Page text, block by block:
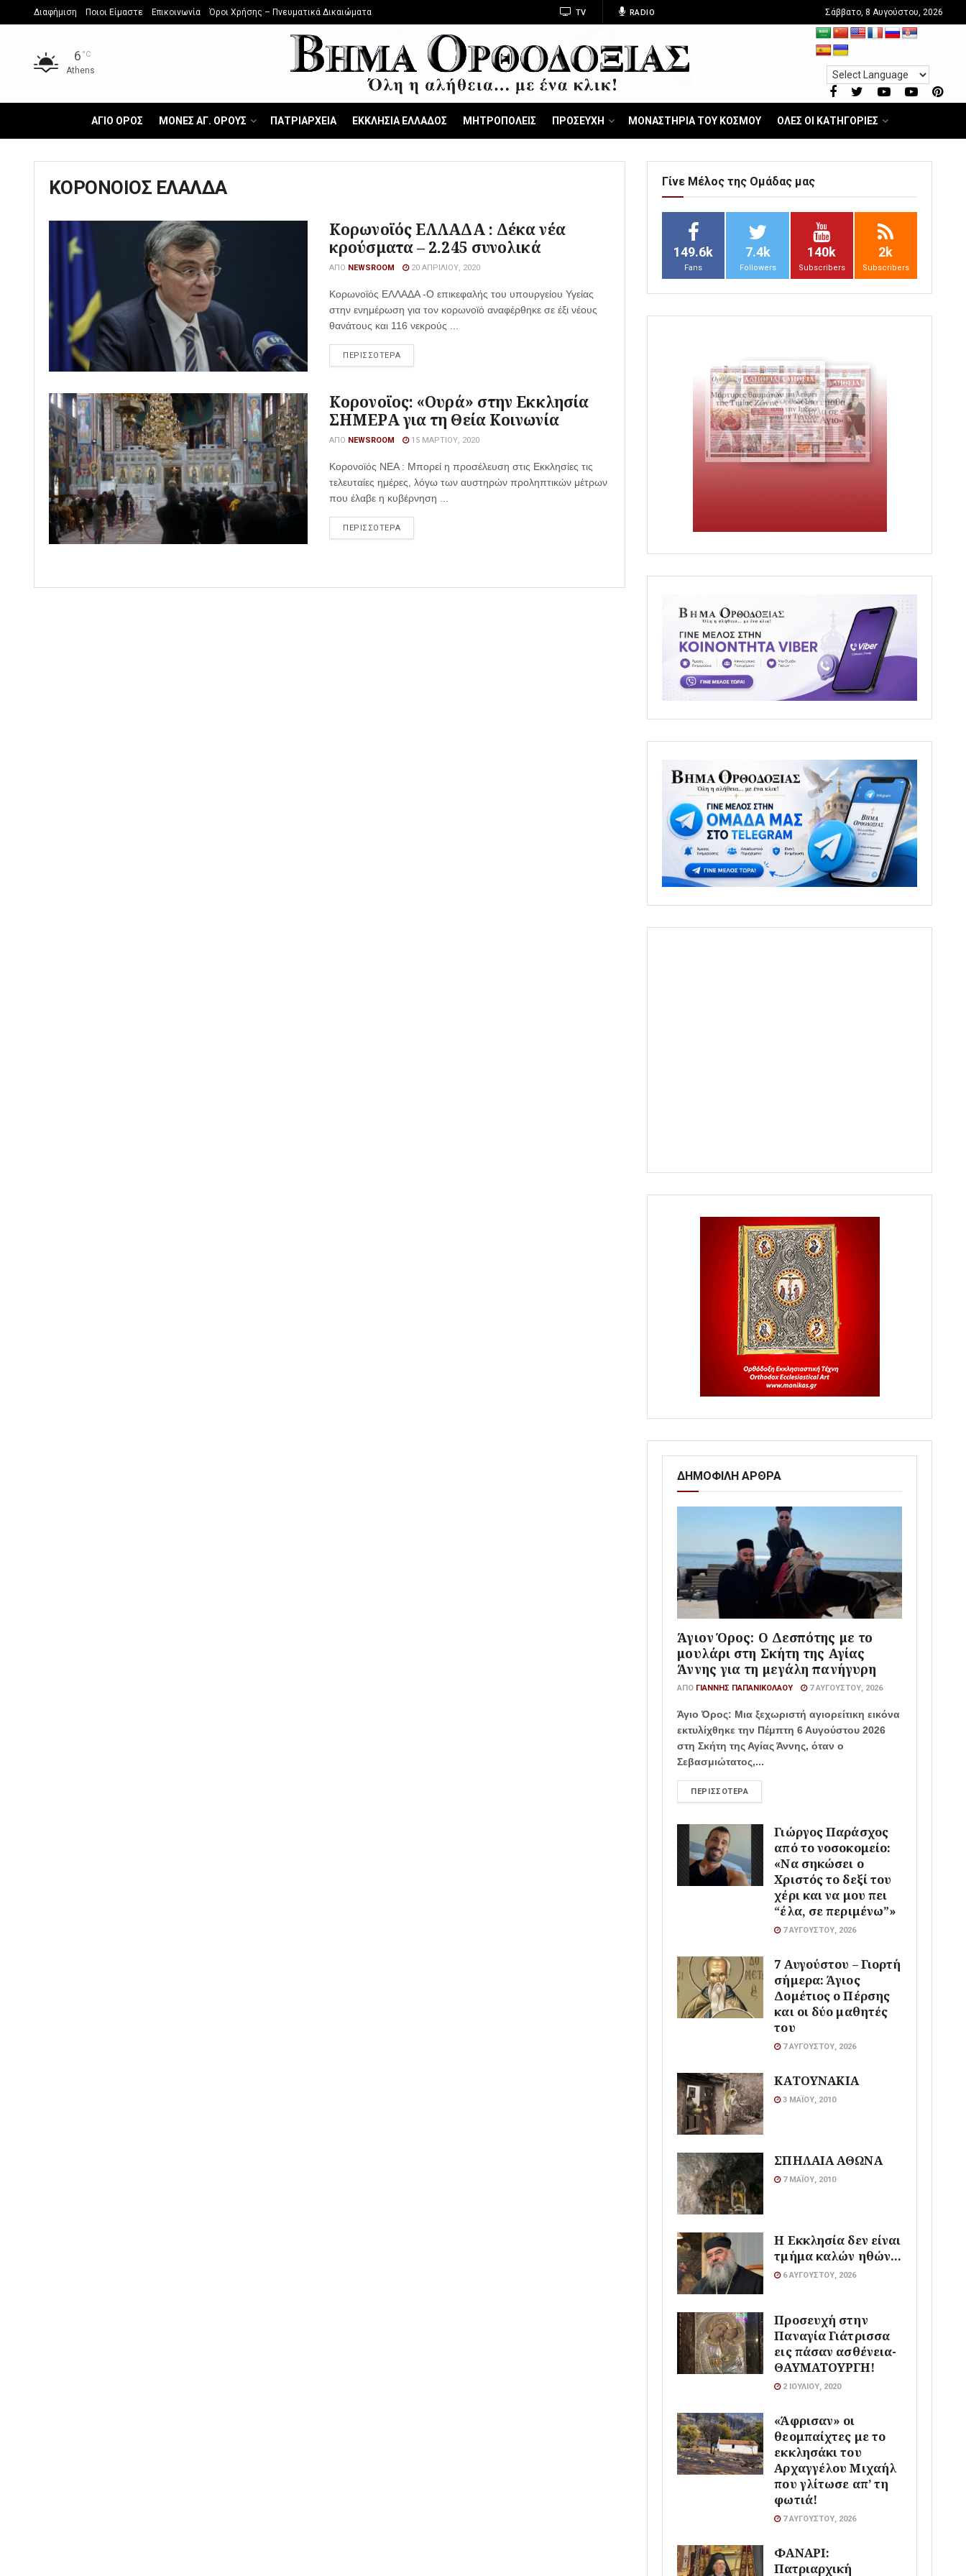
Διαφήμιση Ποιοι Είμαστε Επικοινωνία Όροι Χρήσης – Πνευματικά Δικαιώματα TV RADIO Σάββατο, 8 Αυγούστου, 2026
6 °C
Athens
ΑΓΙΟ ΟΡΟΣ ΜΟΝΕΣ ΑΓ. ΟΡΟΥΣ ΠΑΤΡΙΑΡΧΕΙΑ ΕΚΚΛΗΣΙΑ ΕΛΛΑΔΟΣ ΜΗΤΡΟΠΟΛΕΙΣ ΠΡΟΣΕΥΧΗ ΜΟΝΑΣΤΗΡΙΑ ΤΟΥ ΚΟΣΜΟΥ ΟΛΕΣ ΟΙ ΚΑΤΗΓΟΡΙΕΣ
ΚΟΡΟΝΟΙΟΣ ΕΛΑΛΔΑ
Κορωνοϊός ΕΛΛΑΔΑ : Δέκα νέα
κρούσματα – 2.245 συνολικά
ΑΠΌ NEWSROOM 20 ΑΠΡΙΛΊΟΥ, 2020
Κορωνοϊός ΕΛΛΑΔΑ -Ο επικεφαλής του υπουργείου Υγείας
στην ενημέρωση για τον κορωνοϊό αναφέρθηκε σε έξι νέους
θανάτους και 116 νεκρούς ...
ΠΕΡΙΣΣΟΤΕΡΑ
Κορονοϊος: «Ουρά» στην Εκκλησία
ΣΗΜΕΡΑ για τη Θεία Κοινωνία
ΑΠΌ NEWSROOM 15 ΜΑΡΤΊΟΥ, 2020
Κορονοϊός ΝΕΑ : Μπορεί η προσέλευση στις Εκκλησίες τις
τελευταίες ημέρες, λόγω των αυστηρών προληπτικών μέτρων
που έλαβε η κυβέρνηση ...
ΠΕΡΙΣΣΟΤΕΡΑ
Γίνε Μέλος της Ομάδας μας
149.6k
Fans
7.4k
Followers
140k
Subscribers
2k
Subscribers
ΔΗΜΟΦΙΛΗ ΑΡΘΡΑ
Άγιον Όρος: Ο Δεσπότης με το
μουλάρι στη Σκήτη της Αγίας
Άννης για τη μεγάλη πανήγυρη
ΑΠΌ ΓΙΆΝΝΗΣ ΠΑΠΑΝΙΚΟΛΆΟΥ 7 ΑΥΓΟΎΣΤΟΥ, 2026
Άγιο Όρος: Μια ξεχωριστή αγιορείτικη εικόνα
εκτυλίχθηκε την Πέμπτη 6 Αυγούστου 2026
στη Σκήτη της Αγίας Άννης, όταν ο
Σεβασμιώτατος,...
ΠΕΡΙΣΣΌΤΕΡΑ
Γιώργος Παράσχος
από το νοσοκομείο:
«Να σηκώσει ο
Χριστός το δεξί του
χέρι και να μου πει
“έλα, σε περιμένω”»
7 ΑΥΓΟΎΣΤΟΥ, 2026
7 Αυγούστου – Γιορτή
σήμερα: Άγιος
Δομέτιος ο Πέρσης
και οι δύο μαθητές
του
7 ΑΥΓΟΎΣΤΟΥ, 2026
ΚΑΤΟΥΝΑΚΙΑ
3 ΜΑΪ́ΟΥ, 2010
ΣΠΗΛΑΙΑ ΑΘΩΝΑ
7 ΜΑΪ́ΟΥ, 2010
Η Εκκλησία δεν είναι
τμήμα καλών ηθών…
6 ΑΥΓΟΎΣΤΟΥ, 2026
Προσευχή στην
Παναγία Γιάτρισσα
εις πάσαν ασθένεια-
ΘΑΥΜΑΤΟΥΡΓΗ!
2 ΙΟΥΛΊΟΥ, 2020
«Άφρισαν» οι
θεομπαίχτες με το
εκκλησάκι του
Αρχαγγέλου Μιχαήλ
που γλίτωσε απ’ τη
φωτιά!
7 ΑΥΓΟΎΣΤΟΥ, 2026
ΦΑΝΑΡΙ:
Πατριαρχική